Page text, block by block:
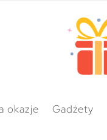
okazje Gadżety